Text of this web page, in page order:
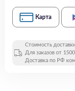
Карта
Стоимость
Для заказов от
Доставка по РФ